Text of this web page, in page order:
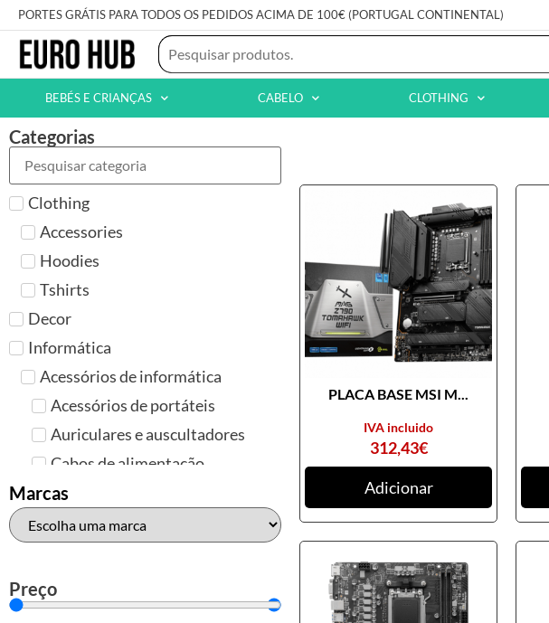
PORTES GRÁTIS PARA TODOS OS PEDIDOS ACIMA DE 100€ (PORTUGAL CONTINENTAL)
BEBÉS E CRIANÇAS CABELO CLOTHING
Categorias
Clothing
Accessories
Hoodies
Tshirts
Decor
Informática
Acessórios de informática
Acessórios de portáteis
Auriculares e auscultadores
Cabos de alimentação
Colunas de Som
Hubs
Leitores de cartões
Malas, mochilas e bolsas
Marcas
Preço
PLACA BASE MSI M...
312,43€
IVA incluido
Adicionar